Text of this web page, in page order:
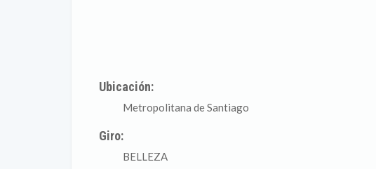
Ubicación:
Metropolitana de Santiago
Giro:
BELLEZA